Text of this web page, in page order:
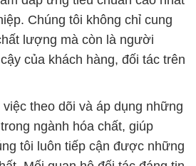
xây dựng trên sự chăm sóc
đáp ứng mọi yêu cầu của
đa dạng của chúng tôi bao
đảm bảo đáp ứng đầy đủ
công nghiệp khác nhau.
cấp sản phẩm mà còn hỗ
qua chính sách bảo hành và